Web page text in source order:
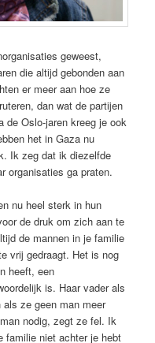
geweest,
die altijd gebonden aan
er meer aan hoe ze
dan wat de partijen
de Oslo-jaren kreeg je ook
het in Gaza nu
Ik zeg dat ik diezelfde
organisaties ga praten.
nu heel sterk in hun
de druk om zich aan te
de mannen in je familie
vrij gedraagt. Het is nog
heeft, een
is. Haar vader als
ze geen man meer
nodig, zegt ze fel. Ik
familie niet achter je hebt